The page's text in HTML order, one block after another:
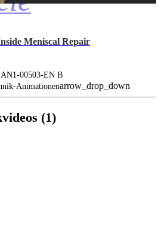
Meniscal Repair
00503-EN B
Animationenarrow_drop_down
(1)